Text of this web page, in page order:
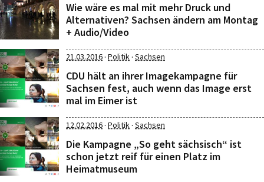
Wie wäre es mal mit mehr Druck und
Alternativen? Sachsen ändern am Montag
+ Audio/Video
21.03.2016· Politik· Sachsen
CDU hält an ihrer Imagekampagne für
Sachsen fest, auch wenn das Image erst
mal im Eimer ist
12.02.2016· Politik· Sachsen
Die Kampagne „So geht sächsisch“ ist
schon jetzt reif für einen Platz im
Heimatmuseum